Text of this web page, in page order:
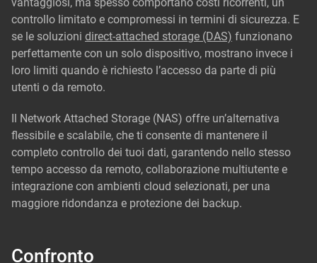
vantaggiosi, ma spesso comportano costi ricorrenti, un
controllo limitato e compromessi in termini di sicurezza. E
se le soluzioni direct-attached storage (DAS) funzionano
perfettamente con un solo dispositivo, mostrano invece i
loro limiti quando è richiesto l’accesso da parte di più
utenti o da remoto.
Il Network Attached Storage (NAS) offre un’alternativa
flessibile e scalabile, che ti consente di mantenere il
completo controllo dei tuoi dati, garantendo nello stesso
tempo accesso da remoto, collaborazione multiutente e
integrazione con ambienti cloud selezionati, per una
maggiore ridondanza e protezione dei backup.
Confronto